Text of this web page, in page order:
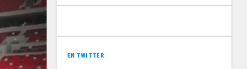
EN TWITTER